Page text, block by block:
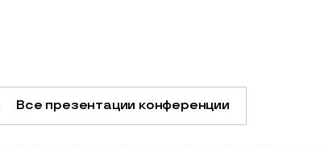
Все презентации конференции